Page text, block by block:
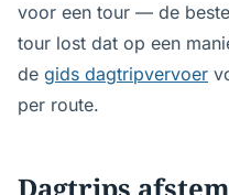
voor een tour — de
tour lost dat op een
de gids dagtripvervoer
per route.